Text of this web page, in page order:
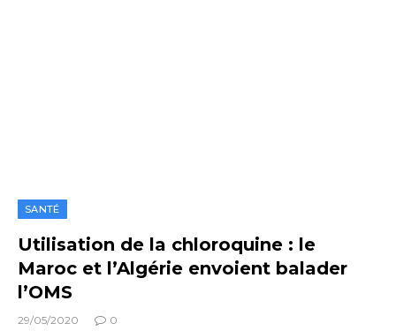
SANTÉ
Utilisation de la chloroquine : le
Maroc et l’Algérie envoient balader
l’OMS
29/05/2020 0